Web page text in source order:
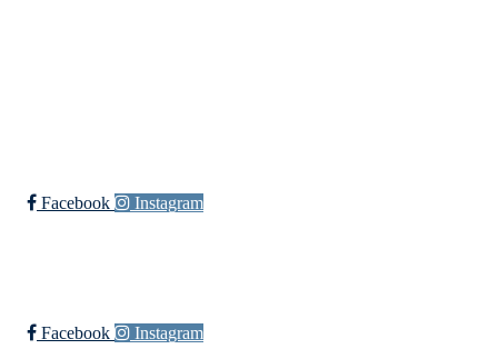
Facebook Instagram
Facebook Instagram